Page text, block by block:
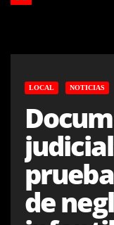
LOCAL NOTICIAS
de